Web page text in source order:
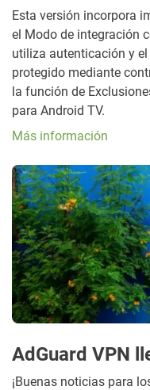
Esta versión incorpora
el Modo de integración
utiliza autenticación y
protegido mediante
la función de
para Android TV.
Más información
AdGuard VPN
¡Buenas noticias para